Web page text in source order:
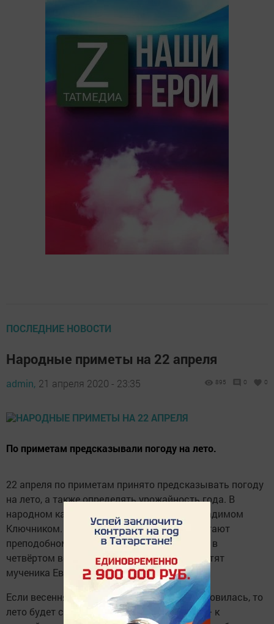
ПОСЛЕДНИЕ НОВОСТИ
Народные приметы на 22 апреля
admin, 21 апреля 2020 - 23:35 895 0 0
По приметам предсказывали погоду на лето.
22 апреля по приметам принято предсказывать погоду
на лето, а также определять урожайность года. В
народном календаре эта дата именуется Вадимом
Ключником. В православии 22 апреля почитают
преподобномученика Вадима, родившегося в
четвёртом веке в Персии. Ещё в этот день чтят
мученика Евпсихия Кесарийского.
Если весенняя погода к этому дню не установилась, то
лето будет сухое. Ветер и туман 22 апреля — к